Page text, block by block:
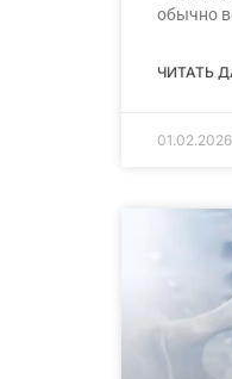
обычно
ЧИТАТЬ
01.02.2026